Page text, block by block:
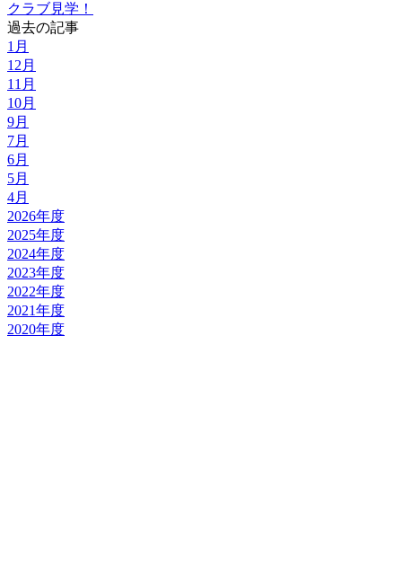
クラブ見学！
過去の記事
1月
12月
11月
10月
9月
7月
6月
5月
4月
2026年度
2025年度
2024年度
2023年度
2022年度
2021年度
2020年度